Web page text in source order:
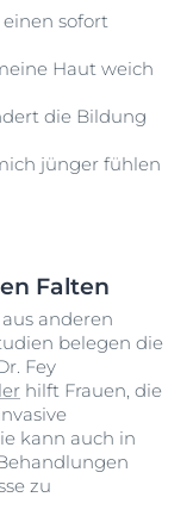
einen sofort
Haut weich
die Bildung
jünger fühlen
Falten
anderen
belegen die
Fey
hilft Frauen, die
kann auch in
zu